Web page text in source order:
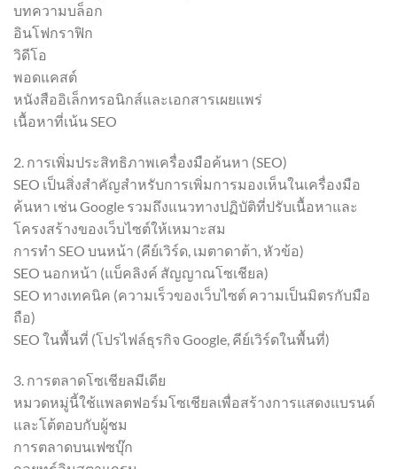
บทความบล็อก
อินโฟกราฟิก
วิดีโอ
พอดแคสต์
หนังสืออิเล็กทรอนิกส์และเอกสารเผยแพร่
เนื้อหาที่เน้น SEO
2. การเพิ่มประสิทธิภาพเครื่องมือค้นหา (SEO)
SEO เป็นสิ่งสำคัญสำหรับการเพิ่มการมองเห็นในเครื่องมือ
ค้นหา เช่น Google รวมถึงแนวทางปฏิบัติที่ปรับเนื้อหาและ
โครงสร้างของเว็บไซต์ให้เหมาะสม
การทำ SEO บนหน้า (คีย์เวิร์ด, เมตาดาต้า, หัวข้อ)
SEO นอกหน้า (แบ็คลิงค์ สัญญาณโซเชียล)
SEO ทางเทคนิค (ความเร็วของเว็บไซต์ ความเป็นมิตรกับมือ
ถือ)
SEO ในพื้นที่ (โปรไฟล์ธุรกิจ Google, คีย์เวิร์ดในพื้นที่)
3. การตลาดโซเชียลมีเดีย
หมวดหมู่นี้ใช้แพลตฟอร์มโซเชียลเพื่อสร้างการแสดงแบรนด์
และโต้ตอบกับผู้ชม
การตลาดบนเฟซบุ๊ก